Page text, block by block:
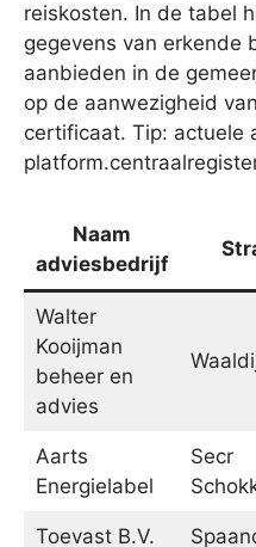
reiskosten. In de tabel
gegevens van erkende
aanbieden in de
op de aanwezigheid
certificaat. Tip: actuele
Naam
adviesbedrijf
Walter
Kooijman
beheer en
advies
Aarts
Energielabel
Secr
Toevast B.V.